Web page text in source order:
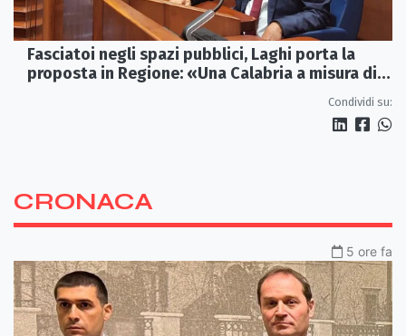
Fasciatoi negli spazi pubblici, Laghi porta la
proposta in Regione: «Una Calabria a misura di
Condividi su:
CRONACA
5 ore fa